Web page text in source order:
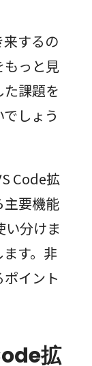
来するの
もっと見
課題を
しょう
Code拡
主要機能
分けま
す。非
イント
拡